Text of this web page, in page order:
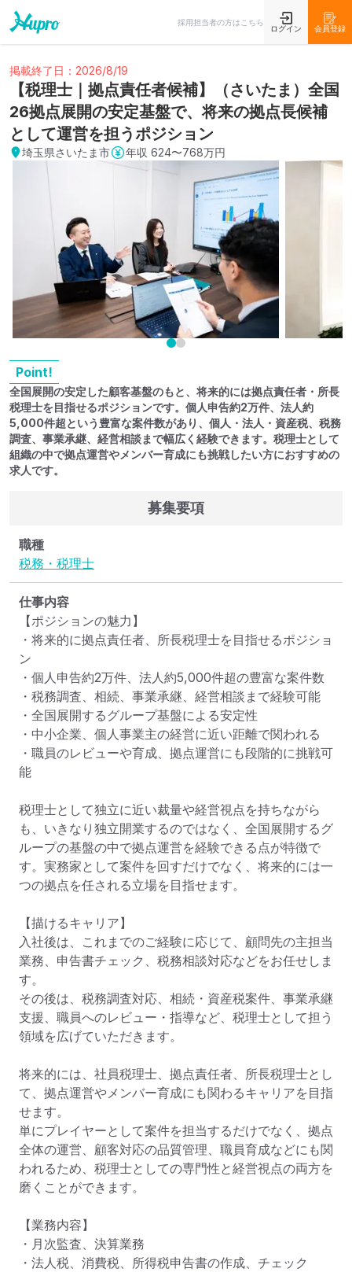
採用担当者の方はこちら
ログイン 会員登録
掲載終了日：2026/8/19
【税理士｜拠点責任者候補】（さいたま）全国
26拠点展開の安定基盤で、将来の拠点長候補
として運営を担うポジション
埼玉県さいたま市 年収 624〜768万円
Point!
全国展開の安定した顧客基盤のもと、将来的には拠点責任者・所長
税理士を目指せるポジションです。個人申告約2万件、法人約
5,000件超という豊富な案件数があり、個人・法人・資産税、税務
調査、事業承継、経営相談まで幅広く経験できます。税理士として
組織の中で拠点運営やメンバー育成にも挑戦したい方におすすめの
求人です。
募集要項
職種
税務・税理士
仕事内容
【ポジションの魅力】
・将来的に拠点責任者、所長税理士を目指せるポジショ
ン
・個人申告約2万件、法人約5,000件超の豊富な案件数
・税務調査、相続、事業承継、経営相談まで経験可能
・全国展開するグループ基盤による安定性
・中小企業、個人事業主の経営に近い距離で関われる
・職員のレビューや育成、拠点運営にも段階的に挑戦可
能
税理士として独立に近い裁量や経営視点を持ちながら
も、いきなり独立開業するのではなく、全国展開するグ
ループの基盤の中で拠点運営を経験できる点が特徴で
す。実務家として案件を回すだけでなく、将来的には一
つの拠点を任される立場を目指せます。
【描けるキャリア】
入社後は、これまでのご経験に応じて、顧問先の主担当
業務、申告書チェック、税務相談対応などをお任せしま
す。
その後は、税務調査対応、相続・資産税案件、事業承継
支援、職員へのレビュー・指導など、税理士として担う
領域を広げていただきます。
将来的には、社員税理士、拠点責任者、所長税理士とし
て、拠点運営やメンバー育成にも関わるキャリアを目指
せます。
単にプレイヤーとして案件を担当するだけでなく、拠点
全体の運営、顧客対応の品質管理、職員育成などにも関
われるため、税理士としての専門性と経営視点の両方を
磨くことができます。
【業務内容】
・月次監査、決算業務
・法人税、消費税、所得税申告書の作成、チェック